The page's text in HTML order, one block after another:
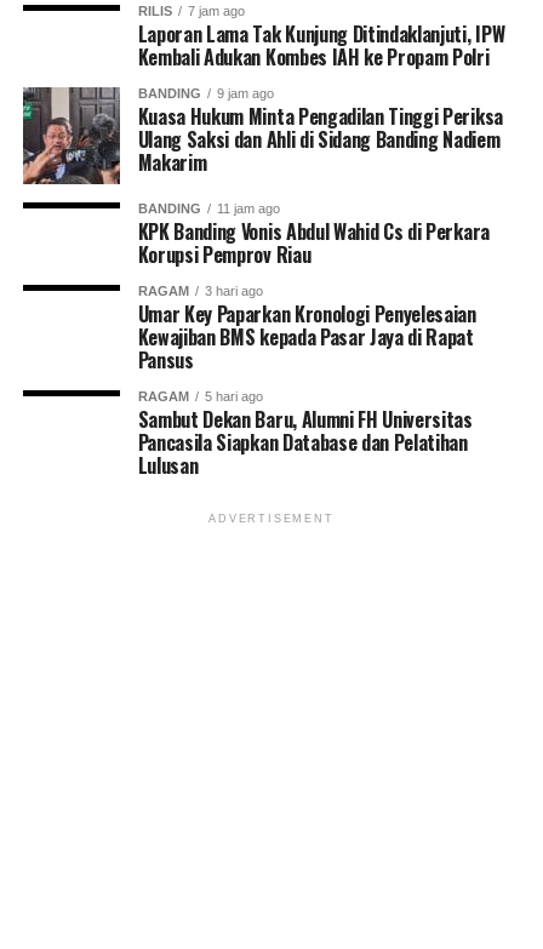
RILIS 7 jam ago
Laporan Lama Tak Kunjung Ditindaklanjuti, IPW
Kembali Adukan Kombes IAH ke Propam Polri
BANDING 9 jam ago
Kuasa Hukum Minta Pengadilan Tinggi Periksa
Ulang Saksi dan Ahli di Sidang Banding Nadiem
Makarim
BANDING 11 jam ago
KPK Banding Vonis Abdul Wahid Cs di Perkara
Korupsi Pemprov Riau
RAGAM 3 hari ago
Umar Key Paparkan Kronologi Penyelesaian
Kewajiban BMS kepada Pasar Jaya di Rapat
Pansus
RAGAM 5 hari ago
Sambut Dekan Baru, Alumni FH Universitas
Pancasila Siapkan Database dan Pelatihan
Lulusan
ADVERTISEMENT